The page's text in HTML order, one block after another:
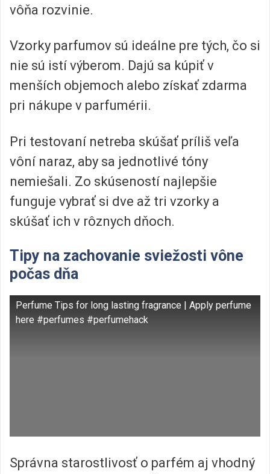
vôňa rozvinie.
Vzorky parfumov sú ideálne pre tých, čo si
nie sú istí výberom. Dajú sa kúpiť v
menších objemoch alebo získať zdarma
pri nákupe v parfumérii.
Pri testovaní netreba skúšať príliš veľa
vôní naraz, aby sa jednotlivé tóny
nemiešali. Zo skúseností najlepšie
funguje vybrať si dve až tri vzorky a
skúšať ich v rôznych dňoch.
Tipy na zachovanie sviežosti vône
počas dňa
Perfume Tips for long lasting fragrance | Apply perfume
here #perfumes #perfumehack
Správna starostlivosť o parfém aj vhodný